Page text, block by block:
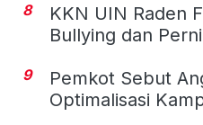
8
KKN UIN Raden
Bullying dan
9
Pemkot Sebut
Optimalisasi